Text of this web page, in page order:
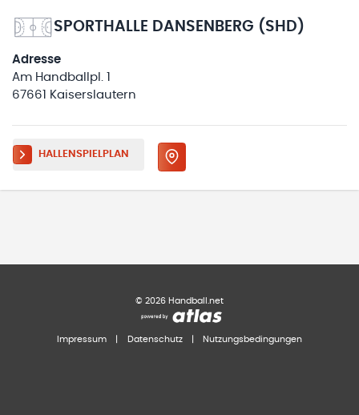
SPORTHALLE DANSENBERG (SHD)
Adresse
Am Handballpl. 1
67661 Kaiserslautern
HALLENSPIELPLAN
© 2026 Handball.net
Impressum Datenschutz Nutzungsbedingungen